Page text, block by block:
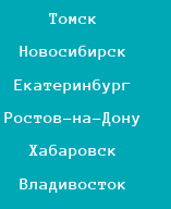
Томск
Новосибирск
Екатеринбург
Ростов-на-Дону
Хабаровск
Владивосток